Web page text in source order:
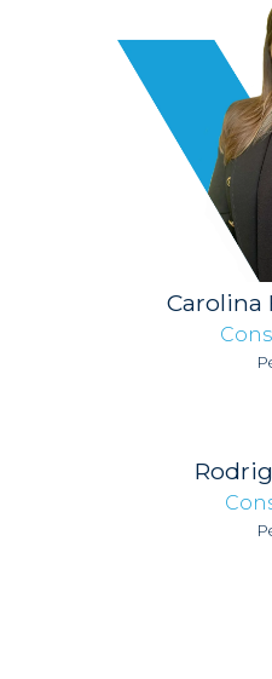
Carolina